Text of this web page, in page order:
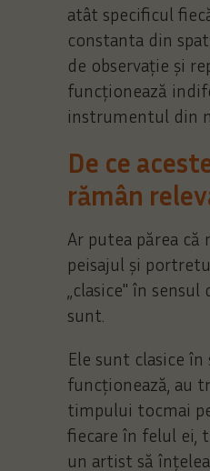
atât specificul
constanta din
de observație și
funcționează
instrumentul din
De ce
rămân
Ar putea părea că
peisajul și
„clasice" în
sunt.
Ele sunt clasice în
funcționează, au
timpului tocmai
fiecare în felul ei,
un artist să